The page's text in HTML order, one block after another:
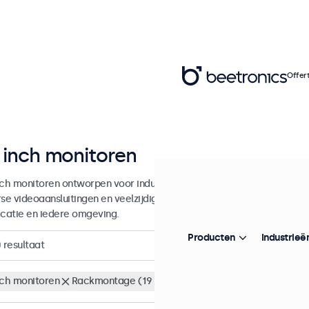
inch monitoren
monitoren ontworpen voor industrieel en commercieel gebruik.
videoaansluitingen en veelzijdige montageopties, waarmee ze
en iedere omgeving.
resultaat
monitoren Rackmontage (19 inch)
Producten